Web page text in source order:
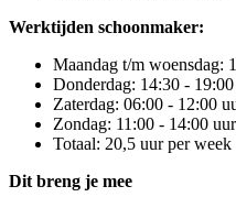
Werktijden schoonmaker:
Maandag t/m woensdag:
Donderdag: 14:30 -
Zaterdag: 06:00 - 12:00
Zondag: 11:00 - 14:00 uur
Totaal: 20,5 uur per week
Dit breng je mee